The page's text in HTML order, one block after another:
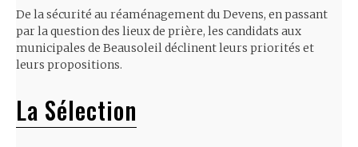
De la sécurité au réaménagement du Devens, en passant
par la question des lieux de prière, les candidats aux
municipales de Beausoleil déclinent leurs priorités et
leurs propositions.
La Sélection